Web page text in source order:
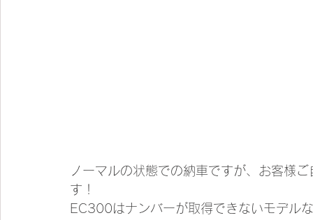
ノーマルの状態での納車ですが、お客様
す！
EC300はナンバーが取得できないモデル